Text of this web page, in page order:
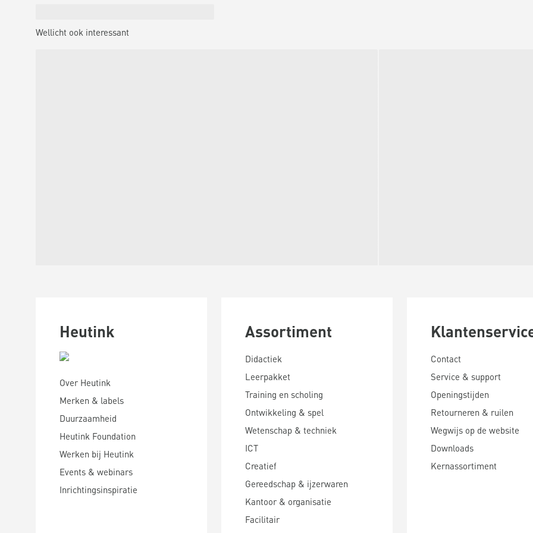
Wellicht ook interessant
Heutink
Over Heutink
Merken & labels
Duurzaamheid
Heutink Foundation
Werken bij Heutink
Events & webinars
Inrichtingsinspiratie
Assortiment
Didactiek
Leerpakket
Training en scholing
Ontwikkeling & spel
Wetenschap & techniek
ICT
Creatief
Gereedschap & ijzerwaren
Kantoor & organisatie
Facilitair
Contact
Service & support
Openingstijden
Retourneren & ruilen
Wegwijs op de website
Downloads
Kernassortiment